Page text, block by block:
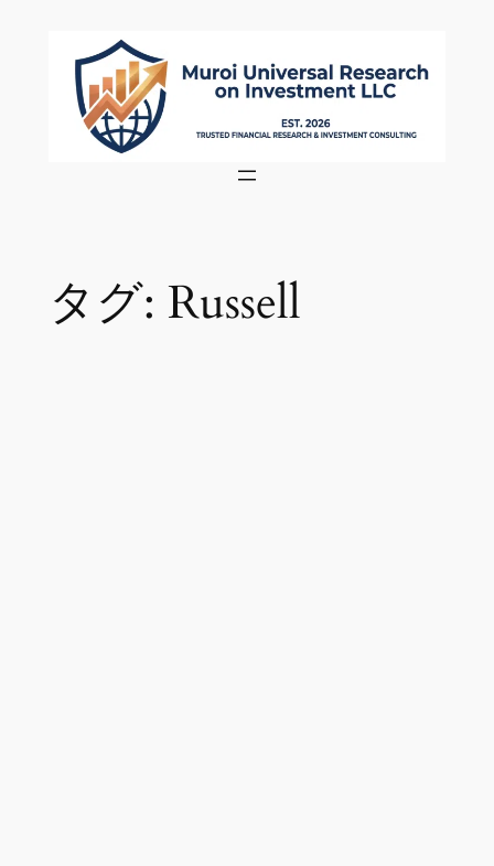
タグ: Russell